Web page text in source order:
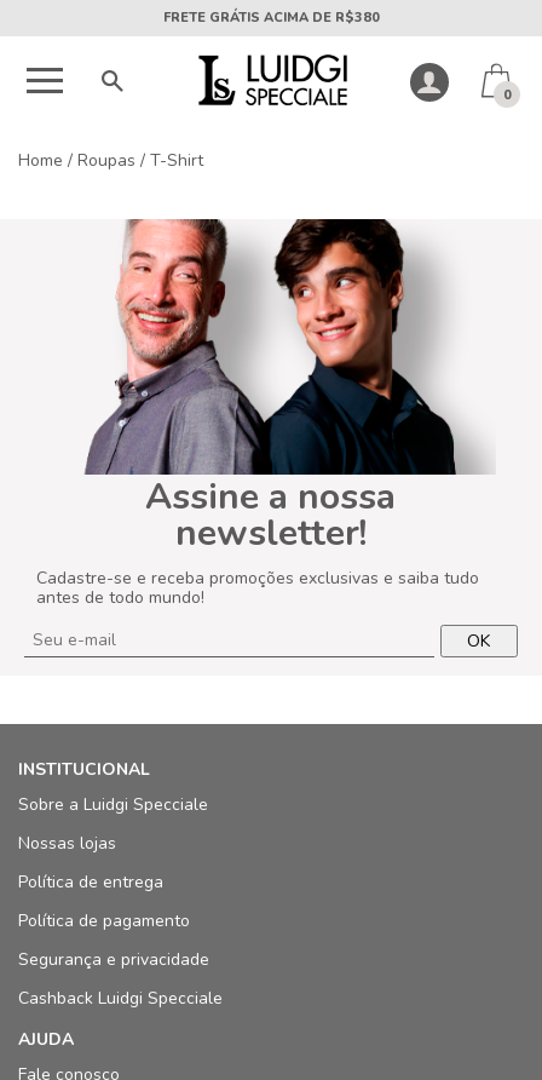
FRETE GRÁTIS ACIMA DE R$380
0
Home / Roupas / T-Shirt
Assine a nossa
newsletter!
Cadastre-se e receba promoções exclusivas e saiba tudo
antes de todo mundo!
OK
INSTITUCIONAL
Sobre a Luidgi Specciale
Nossas lojas
Política de entrega
Política de pagamento
Segurança e privacidade
Cashback Luidgi Specciale
AJUDA
Fale conosco